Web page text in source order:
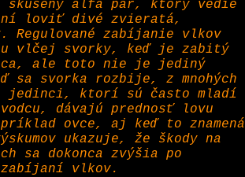
skúsený alfa pár, ktorý vedie
loviť divé zvieratá,
Regulované zabíjanie vlkov
vlčej svorky, keď je zabitý
ale toto nie je jediný
sa svorka rozbije, z mnohých
jedinci, ktorí sú často mladí
dávajú prednosť lovu
ovce, aj keď to znamená
ukazuje, že škody na
sa dokonca zvýšia po
zabíjaní vlkov.